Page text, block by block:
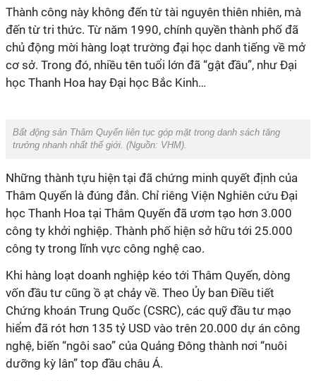
Thành công này không đến từ tài nguyên thiên nhiên, mà
đến từ tri thức. Từ năm 1990, chính quyền thành phố đã
chủ động mời hàng loạt trường đại học danh tiếng về mở
cơ sở. Trong đó, nhiều tên tuổi lớn đã “gật đầu”, như Đại
học Thanh Hoa hay Đại học Bắc Kinh…
Bất động sản Thâm Quyến liên tục góp mặt trong danh sách tăng
trưởng nhanh nhất thế giới. (Nguồn: VHM).
Những thành tựu hiện tại đã chứng minh quyết định của
Thâm Quyến là đúng đắn. Chỉ riêng Viện Nghiên cứu Đại
học Thanh Hoa tại Thâm Quyến đã ươm tạo hơn 3.000
công ty khởi nghiệp. Thành phố hiện sở hữu tới 25.000
công ty trong lĩnh vực công nghệ cao.
Khi hàng loạt doanh nghiệp kéo tới Thâm Quyến, dòng
vốn đầu tư cũng ồ ạt chảy về. Theo Ủy ban Điều tiết
Chứng khoán Trung Quốc (CSRC), các quỹ đầu tư mạo
hiểm đã rót hơn 135 tỷ USD vào trên 20.000 dự án công
nghệ, biến “ngôi sao” của Quảng Đông thành nơi “nuôi
dưỡng kỳ lân” top đầu châu Á.